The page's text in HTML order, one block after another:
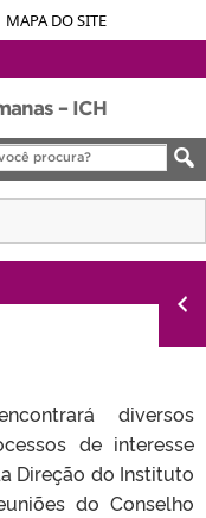
MAPA DO SITE
– ICH
diversos
de interesse
Direção do Instituto
do Conselho